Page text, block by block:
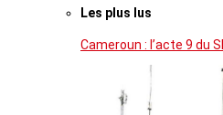
Les plus lus
Cameroun : l’acte 9 du